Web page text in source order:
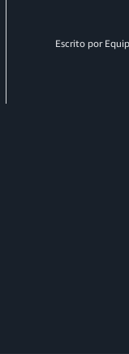
Escrito por